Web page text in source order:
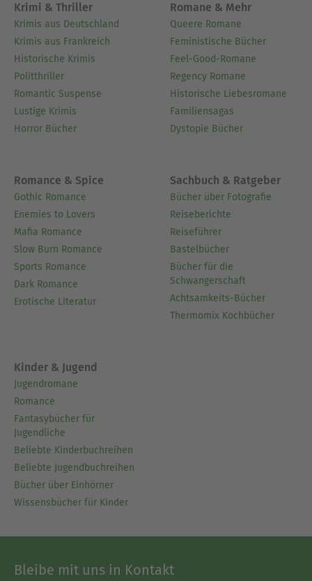
Krimi & Thriller
Krimis aus Deutschland
Krimis aus Frankreich
Historische Krimis
Politthriller
Romantic Suspense
Lustige Krimis
Horror Bücher
Romane & Mehr
Queere Romane
Feministische Bücher
Feel-Good-Romane
Regency Romane
Historische Liebesromane
Familiensagas
Dystopie Bücher
Romance & Spice
Gothic Romance
Enemies to Lovers
Mafia Romance
Slow Burn Romance
Sports Romance
Dark Romance
Erotische Literatur
Sachbuch & Ratgeber
Bücher über Fotografie
Reiseberichte
Reiseführer
Bastelbücher
Bücher für die
Schwangerschaft
Achtsamkeits-Bücher
Thermomix Kochbücher
Kinder & Jugend
Jugendromane
Romance
Fantasybücher für
Jugendliche
Beliebte Kinderbuchreihen
Beliebte Jugendbuchreihen
Bücher über Einhörner
Wissensbücher für Kinder
Bleibe mit uns in Kontakt